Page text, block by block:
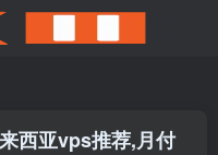
西亚vps推荐,月付